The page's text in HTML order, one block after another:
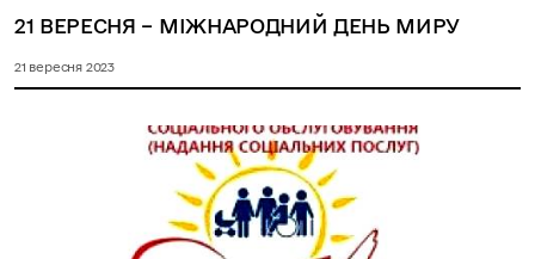
21 ВЕРЕСНЯ – МІЖНАРОДНИЙ ДЕНЬ МИРУ
21 вересня 2023